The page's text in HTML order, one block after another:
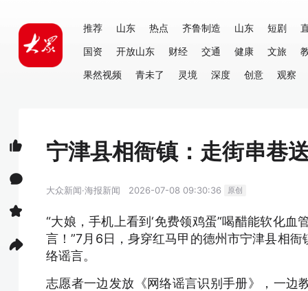
推荐 山东 热点 齐鲁制造 山东 短剧
国资
开放山东 财经 交通 健康 文旅
果然视频
青未了 灵境 深度 创意 观察
宁津县相衙镇：走街串巷
大众新闻·海报新闻 2026-07-08 09:30:36 原创
“大娘，手机上看到‘免费领鸡蛋’‘喝醋能软化
言！”7月6日，身穿红马甲的德州市宁津县相
络谣言。
志愿者一边发放《网络谣言识别手册》，一边